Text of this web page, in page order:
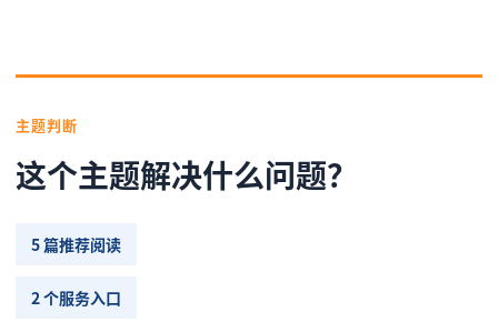
主题判断
这个主题解决什么问题？
5 篇推荐阅读
2 个服务入口